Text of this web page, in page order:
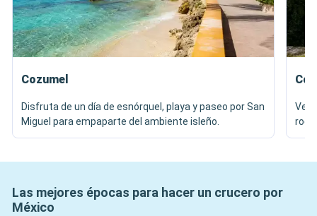
Cozumel
Disfruta de un día de esnórquel, playa y paseo por San
Miguel para empaparte del ambiente isleño.
Ve
Las mejores épocas para hacer un crucero por
México